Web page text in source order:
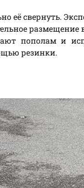
её свернуть.
пополам и
резинки.